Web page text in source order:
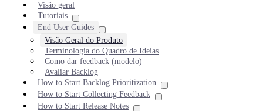
Visão geral
Tutoriais
End User Guides
Visão Geral do Produto
Terminologia do Quadro de Ideias
Como dar feedback (modelo)
Avaliar Backlog
How to Start Backlog Prioritization
How to Start Collecting Feedback
How to Start Release Notes